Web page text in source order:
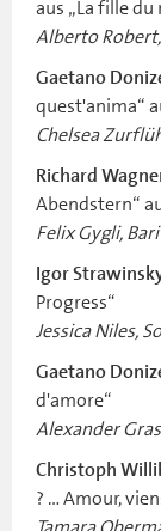
aus „La fille
Alberto
Gaetano
quest'anima“
Chelsea
Richard
Abendstern“
Felix Gygli,
Igor
Progress“
Jessica Niles,
Gaetano
d'amore“
Alexander
Christoph
? … Amour,